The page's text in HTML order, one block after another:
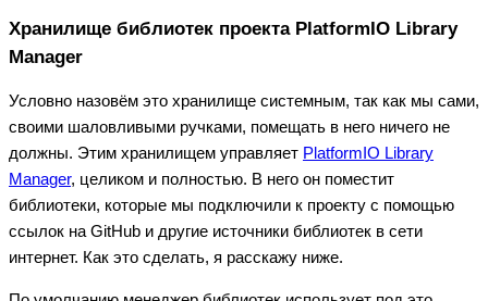
Хранилище библиотек проекта PlatformIO Library
Manager
Условно назовём это хранилище системным, так как мы сами,
своими шаловливыми ручками, помещать в него ничего не
должны. Этим хранилищем управляет PlatformIO Library
Manager, целиком и полностью. В него он поместит
библиотеки, которые мы подключили к проекту с помощью
ссылок на GitHub и другие источники библиотек в сети
интернет. Как это сделать, я расскажу ниже.